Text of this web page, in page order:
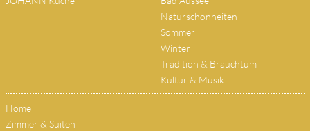
Naturschönheiten
Sommer
Winter
Tradition & Brauchtum
Kultur & Musik
Home
Zimmer & Suiten